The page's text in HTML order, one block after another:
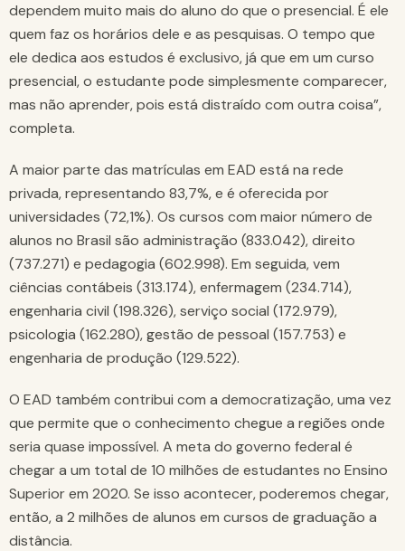
dependem muito mais do aluno do que o presencial. É ele
quem faz os horários dele e as pesquisas. O tempo que
ele dedica aos estudos é exclusivo, já que em um curso
presencial, o estudante pode simplesmente comparecer,
mas não aprender, pois está distraído com outra coisa”,
completa.
A maior parte das matrículas em EAD está na rede
privada, representando 83,7%, e é oferecida por
universidades (72,1%). Os cursos com maior número de
alunos no Brasil são administração (833.042), direito
(737.271) e pedagogia (602.998). Em seguida, vem
ciências contábeis (313.174), enfermagem (234.714),
engenharia civil (198.326), serviço social (172.979),
psicologia (162.280), gestão de pessoal (157.753) e
engenharia de produção (129.522).
O EAD também contribui com a democratização, uma vez
que permite que o conhecimento chegue a regiões onde
seria quase impossível. A meta do governo federal é
chegar a um total de 10 milhões de estudantes no Ensino
Superior em 2020. Se isso acontecer, poderemos chegar,
então, a 2 milhões de alunos em cursos de graduação a
distância.